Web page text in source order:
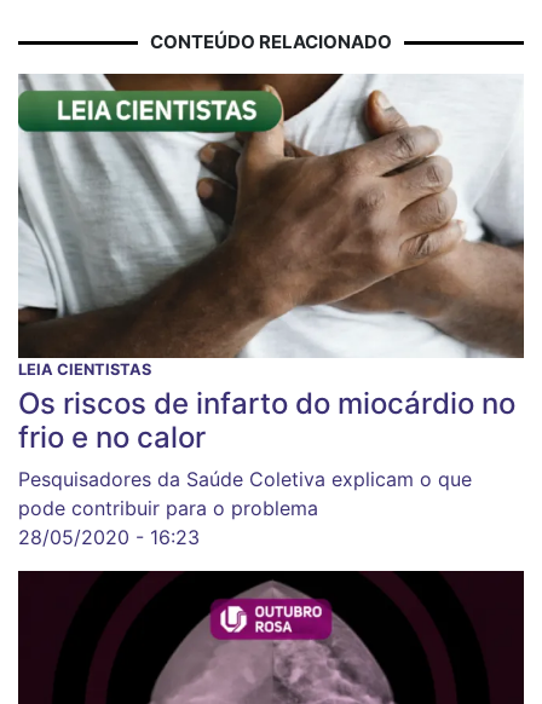
CONTEÚDO RELACIONADO
LEIA CIENTISTAS
Os riscos de infarto do miocárdio no
frio e no calor
Pesquisadores da Saúde Coletiva explicam o que
pode contribuir para o problema
28/05/2020 - 16:23